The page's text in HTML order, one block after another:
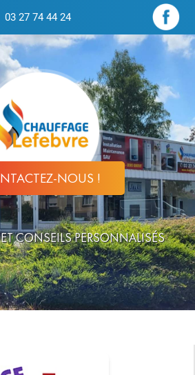
03 27 74 44 24
NOUS !
CONSEILS PERSONNALISÉS